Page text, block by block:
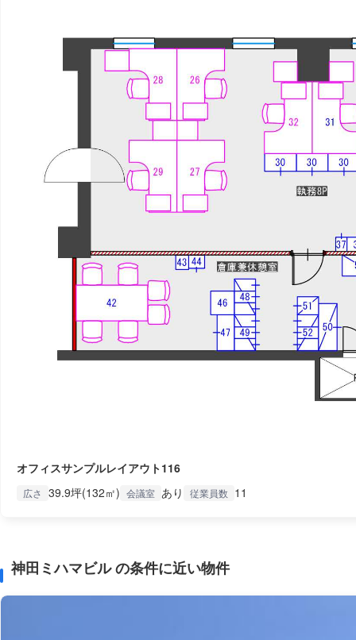
オフィスサンプルレイアウト116
広さ 39.9坪(132㎡) 会議室 あり 従業員数 11
神田ミハマビル の条件に近い物件